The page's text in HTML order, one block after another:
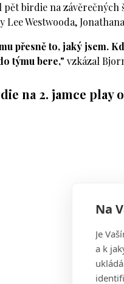
Na
Je
a k
pět birdie na
Westwooda,
přesně to, jaký jsem.
týmu bere," vzkázal
na 2. jamce play